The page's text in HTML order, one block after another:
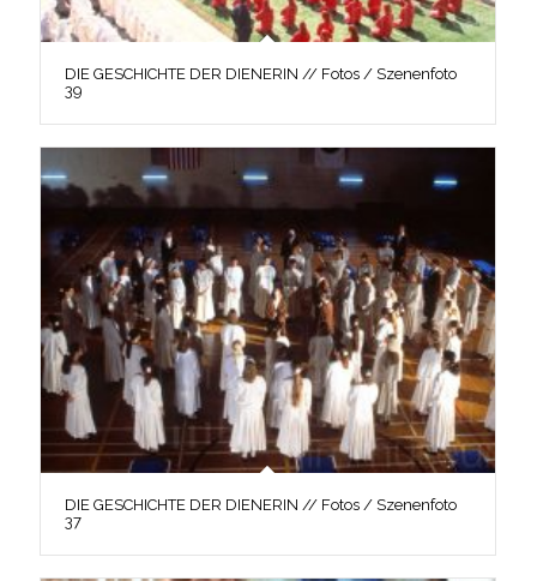
DIE GESCHICHTE DER DIENERIN // Fotos / Szenenfoto
39
DIE GESCHICHTE DER DIENERIN // Fotos / Szenenfoto
37